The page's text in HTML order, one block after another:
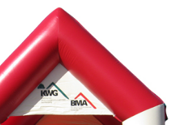
Werbezelte
Unterlegplanen